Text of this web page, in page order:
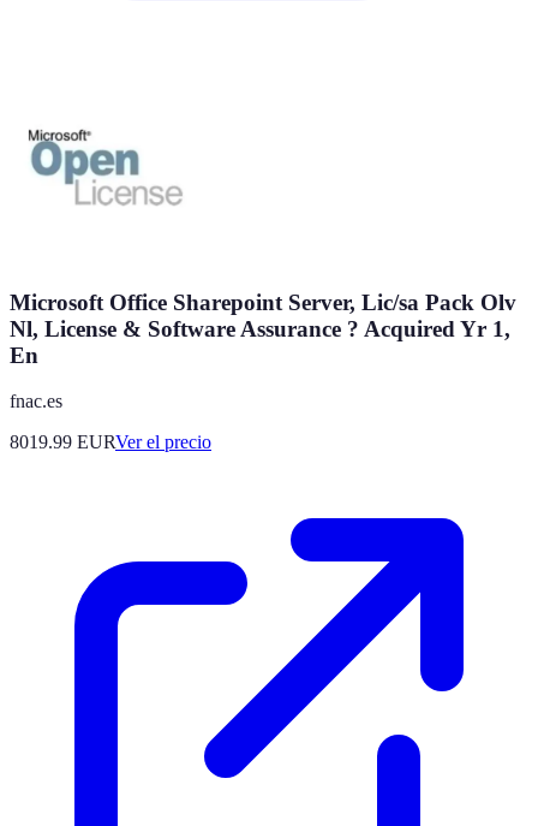
Microsoft Office Sharepoint Server, Lic/sa Pack Olv
Nl, License & Software Assurance ? Acquired Yr 1,
En
fnac.es
8019.99 EURVer el precio